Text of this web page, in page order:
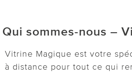
Qui sommes-nous –
Vitrine Magique est votre
à distance pour tout ce qui